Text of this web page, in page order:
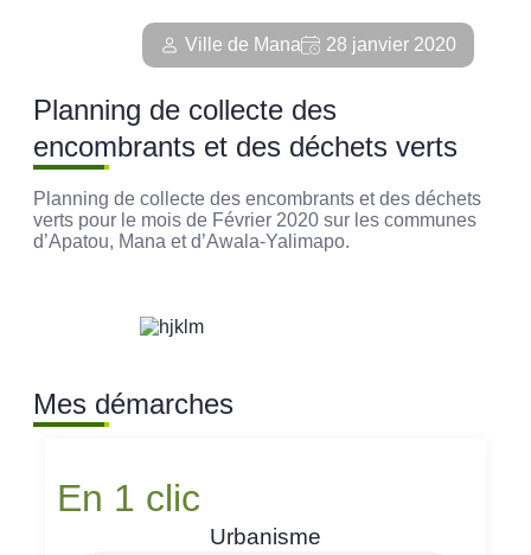
Ville de Mana 28 janvier 2020
Planning de collecte des
encombrants et des déchets verts
Planning de collecte des encombrants et des déchets
verts pour le mois de Février 2020 sur les communes
d’Apatou, Mana et d’Awala-Yalimapo.
Mes démarches
En 1 clic
Urbanisme